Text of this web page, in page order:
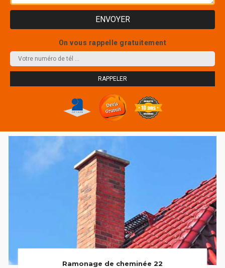
On vous rappelle gratuitement
Ramonage de cheminée 22